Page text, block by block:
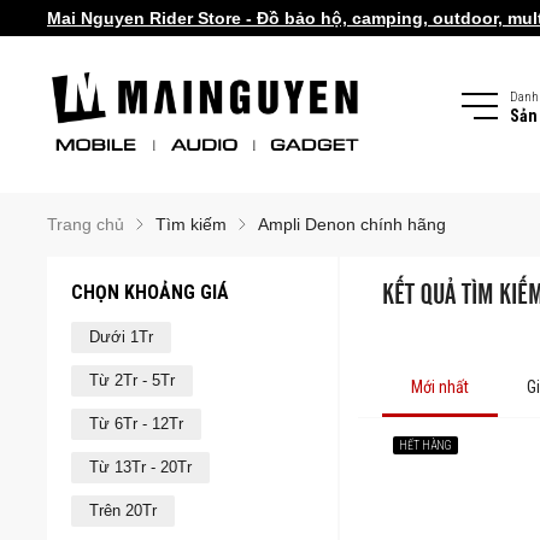
Mai Nguyen Rider Store - Đồ bảo hộ, camping, outdoor,
Galaxy Watch Ultra2 | Watch9 Series
Trang chủ Tìm kiếm Ampli Denon chính hãng
CHỌN KHOẢNG GIÁ
Dưới 1Tr
Từ 2Tr - 5Tr
Từ 6Tr - 12Tr
Từ 13Tr - 20Tr
Trên 20Tr
KẾT QUẢ TÌM
Mới nhất
HẾT HÀNG